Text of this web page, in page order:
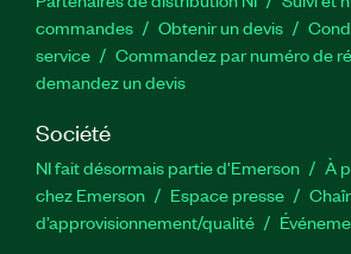
commandes
Obtenir un devis
service
Commandez par numéro de
demandez un devis
Société
NI fait désormais partie d'Emerson À
chez Emerson
Espace presse
d’approvisionnement/qualité